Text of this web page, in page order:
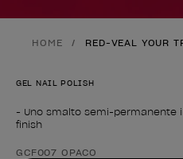
HOME RED-VEAL YOUR
GEL NAIL POLISH
- Uno smalto semi-permanente
finish
Forma del prodotto
GCF007 OPACO